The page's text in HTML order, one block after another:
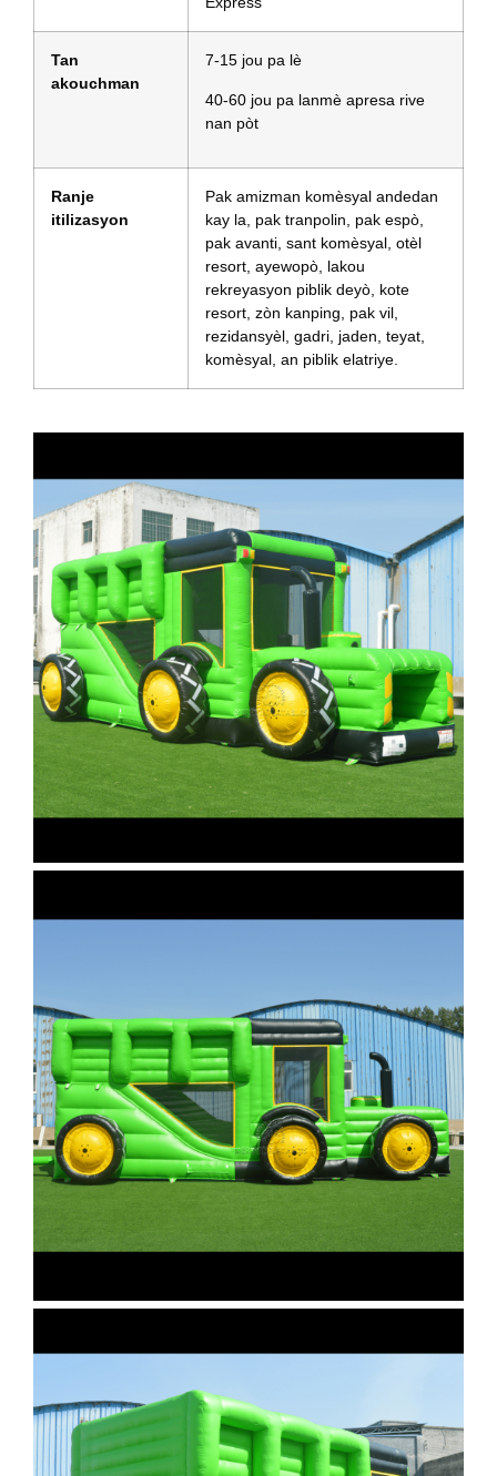
Tan
akouchman
7-15 jou pa lè
40-60 jou pa lanmè apresa rive
nan pòt
Ranje
itilizasyon
Pak amizman komèsyal andedan
kay la, pak tranpolin, pak espò,
pak avanti, sant komèsyal, otèl
resort, ayewopò, lakou
rekreyasyon piblik deyò, kote
resort, zòn kanping, pak vil,
rezidansyèl, gadri, jaden, teyat,
komèsyal, an piblik elatriye.